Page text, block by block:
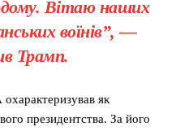
Вітаю наших
воїнів”, —
Трамп.
як
президентства. За його